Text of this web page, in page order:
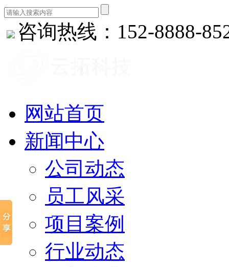
咨询热线：152-8888-
网站首页
新闻中心
公司动态
员工风采
项目案例
行业动态